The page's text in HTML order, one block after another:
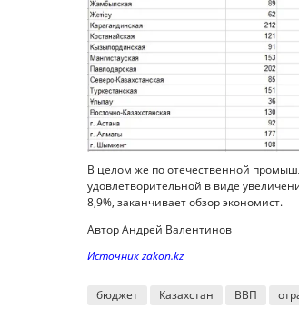
В целом же по отечественной
удовлетворительной в виде
8,9%, заканчивает обзор экономист.
Автор Андрей Валентинов
Источник zakon.kz
бюджет Казахстан ВВП